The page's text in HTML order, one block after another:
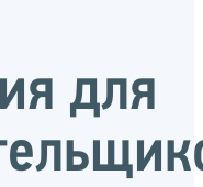
для